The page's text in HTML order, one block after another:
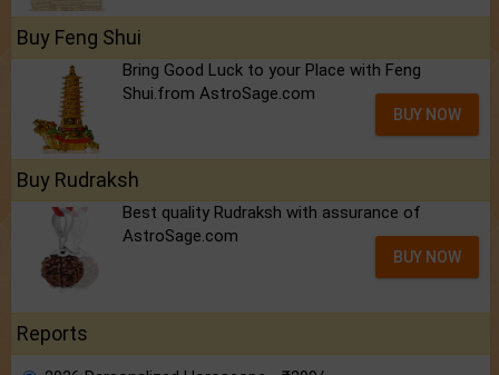
Buy Feng Shui
Bring Good Luck to your Place with Feng
Shui.from AstroSage.com
BUY NOW
Buy Rudraksh
Best quality Rudraksh with assurance of
AstroSage.com
BUY NOW
Reports